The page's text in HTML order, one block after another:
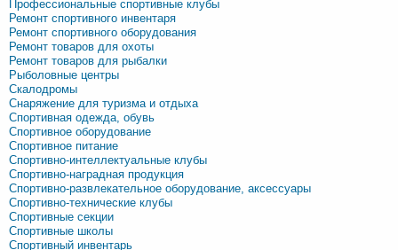
Профессиональные спортивные клубы
Ремонт спортивного инвентаря
Ремонт спортивного оборудования
Ремонт товаров для охоты
Ремонт товаров для рыбалки
Рыболовные центры
Скалодромы
Снаряжение для туризма и отдыха
Спортивная одежда, обувь
Спортивное оборудование
Спортивное питание
Спортивно-интеллектуальные клубы
Спортивно-наградная продукция
Спортивно-развлекательное оборудование, аксессуары
Спортивно-технические клубы
Спортивные секции
Спортивные школы
Спортивный инвентарь